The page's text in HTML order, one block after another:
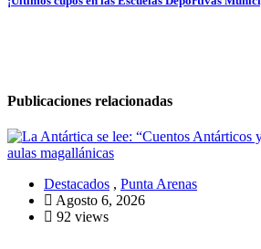
Publicaciones relacionadas
Destacados , Punta Arenas
Agosto 6, 2026
92 views